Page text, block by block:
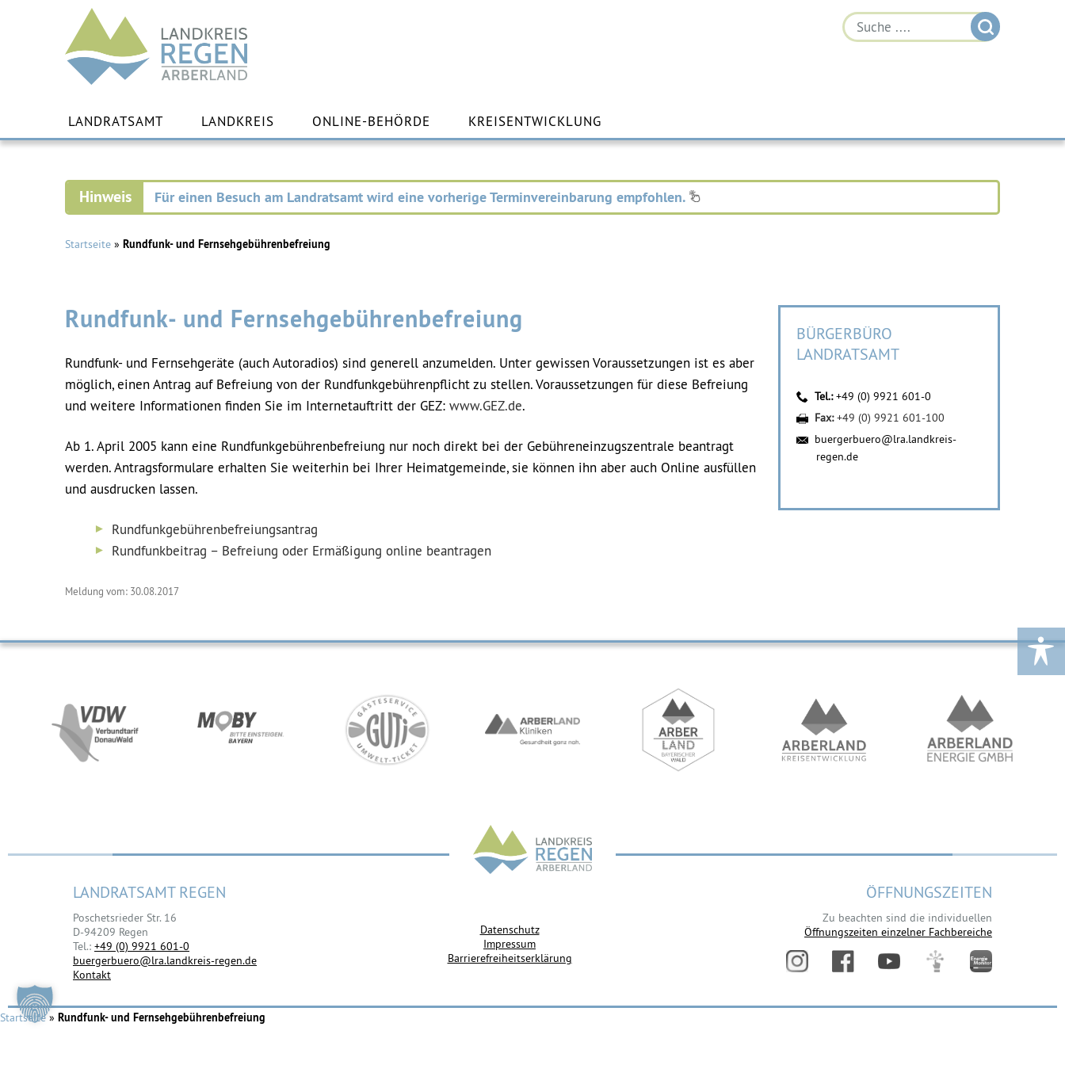
Landkreis
Regen
Inhalt
springen
LANDRATSAMT LANDKREIS ONLINE-BEHÖRDE KREISENTWICKLUNG
Für einen Besuch am Landratsamt wird eine vorherige Terminvereinbarung empfohlen.
Startseite » Rundfunk- und Fernsehgebührenbefreiung
Rundfunk- und Fernsehgebührenbefreiung
Rundfunk- und Fernsehgeräte (auch Autoradios) sind generell anzumelden. Unter gewissen Voraussetzungen ist es aber
möglich, einen Antrag auf Befreiung von der Rundfunkgebührenpflicht zu stellen. Voraussetzungen für diese Befreiung
und weitere Informationen finden Sie im Internetauftritt der GEZ: www.GEZ.de.
Ab 1. April 2005 kann eine Rundfunkgebührenbefreiung nur noch direkt bei der Gebühreneinzugszentrale beantragt
werden. Antragsformulare erhalten Sie weiterhin bei Ihrer Heimatgemeinde, sie können ihn aber auch Online ausfüllen
und ausdrucken lassen.
Rundfunkgebührenbefreiungsantrag
Rundfunkbeitrag – Befreiung oder Ermäßigung online beantragen
Meldung vom: 30.08.2017
BÜRGERBÜRO
LANDRATSAMT
Tel.:+49 (0) 9921 601-0
Fax:+49 (0) 9921 601-100
buergerbuero@lra.landkreis-
regen.de
LANDRATSAMT REGEN
Poschetsrieder Str. 16
D-94209 Regen
Tel.: +49 (0) 9921 601-0
buergerbuero@lra.landkreis-regen.de
Kontakt
Datenschutz
Impressum
Barrierefreiheitserklärung
ÖFFNUNGSZEITEN
Zu beachten sind die individuellen
Öffnungszeiten einzelner Fachbereiche
Startseite» Rundfunk- und Fernsehgebührenbefreiung